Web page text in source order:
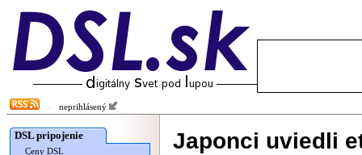
neprihlásený
DSL pripojenie
Ceny DSL
Japonci uviedli